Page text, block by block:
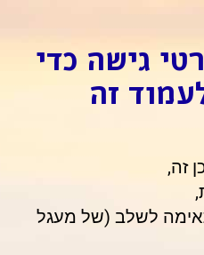
גישה כדי
זה
זה,
לשלב (של מעגל